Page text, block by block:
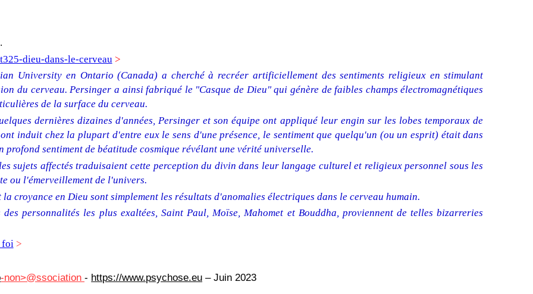
dieu-dans-le-cerveau >
University en Ontario (Canada) a cherché à recréer artificiellement des sentiments religieux en stimulant
du cerveau. Persinger a ainsi fabriqué le "Casque de Dieu" qui génère de faibles champs électromagnétiques
de la surface du cerveau.
dernières dizaines d'années, Persinger et son équipe ont appliqué leur engin sur les lobes temporaux de
induit chez la plupart d'entre eux le sens d'une présence, le sentiment que quelqu'un (ou un esprit) était dans
sentiment de béatitude cosmique révélant une vérité universelle.
sujets affectés traduisaient cette perception du divin dans leur langage culturel et religieux personnel sous les
ou l'émerveillement de l'univers.
croyance en Dieu sont simplement les résultats d'anomalies électriques dans le cerveau humain.
personnalités les plus exaltées, Saint Paul, Moïse, Mahomet et Bouddha, proviennent de telles bizarreries
foi>
-non>@ssociation- https://www.psychose.eu – Juin 2023